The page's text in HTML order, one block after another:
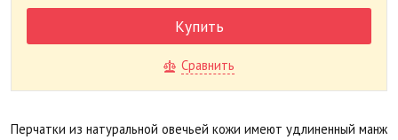
Купить
Сравнить
Перчатки из натуральной овечьей кожи имеют удлиненный